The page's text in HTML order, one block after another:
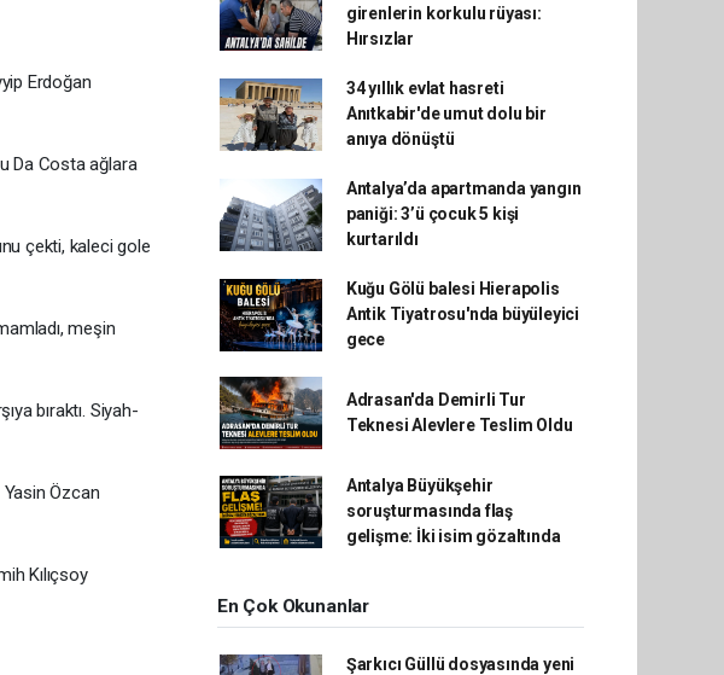
Erdoğan
Da Costa ağlara
çekti, kaleci gole
meşin
bıraktı. Siyah-
Yasin Özcan
Kılıçsoy
girenlerin korkulu rüyası:
Hırsızlar
34 yıllık evlat hasreti
Anıtkabir'de umut dolu bir
anıya dönüştü
Antalya’da apartmanda yangın
paniği: 3’ü çocuk 5 kişi
kurtarıldı
Kuğu Gölü balesi Hierapolis
Antik Tiyatrosu'nda büyüleyici
gece
Adrasan'da Demirli Tur
Teknesi Alevlere Teslim Oldu
Antalya Büyükşehir
soruşturmasında flaş
gelişme: İki isim gözaltında
En Çok Okunanlar
Şarkıcı Güllü dosyasında yeni